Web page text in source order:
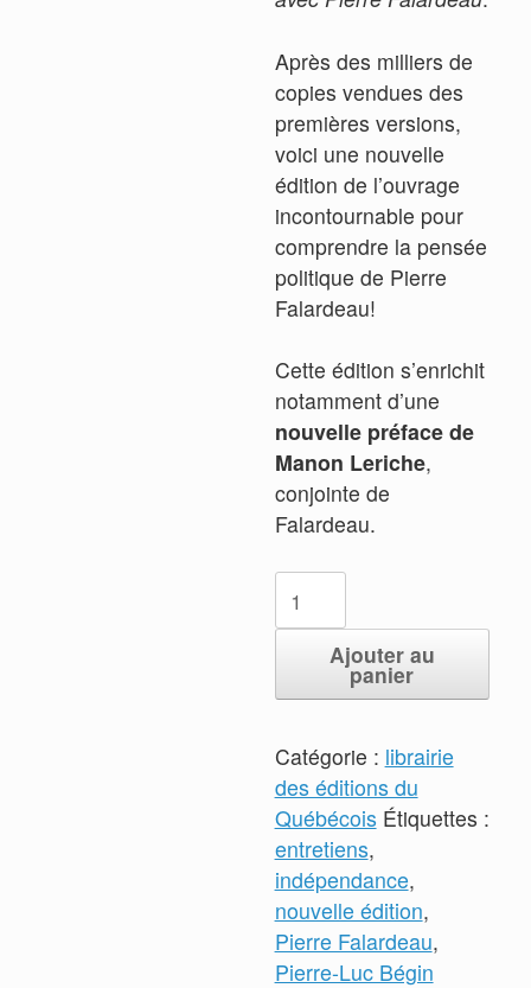
Après des milliers de
copies vendues des
premières versions,
voici une nouvelle
édition de l’ouvrage
incontournable pour
comprendre la pensée
politique de Pierre
Falardeau!
Cette édition s’enrichit
notamment d’une
nouvelle préface de
Manon Leriche,
conjointe de
Falardeau.
de
Québec
Édition
Ajouter au
panier
Catégorie : librairie
des éditions du
Québécois Étiquettes :
entretiens,
indépendance,
nouvelle édition,
Pierre Falardeau,
Pierre-Luc Bégin